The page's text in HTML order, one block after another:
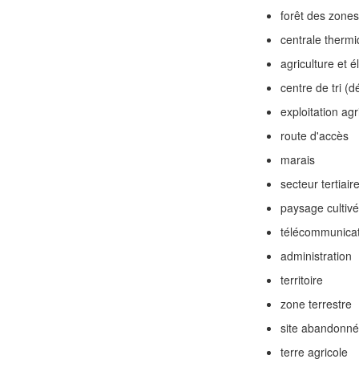
forêt des
centrale
agriculture et
centre de tri
exploitation
route d'accès
marais
secteur tertiaire
paysage cultivé
administration
territoire
zone terrestre
site abandonné
terre agricole